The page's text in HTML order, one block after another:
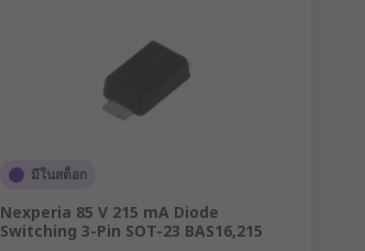
มีในสต็อก
Nexperia 85 V 215 mA Diode
Switching 3-Pin SOT-23 BAS16,215